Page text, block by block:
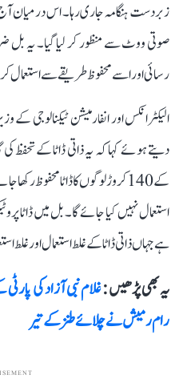
صوتی ووٹ سے منظور کر لیا گیا۔ یہ
رسائی اور اسے محفوظ طریقے سے استعمال
الیکٹرانکس اور انفارمیشن ٹیکنالوجی کے
دیتے ہوئے کہا کہ یہ ذاتی ڈاٹا کے
کے 140 کروڑ لوگوں کا ڈاٹا محفوظ
استعمال نہیں کیا جائے گا۔ بل میں ڈاٹا
ہے جہاں ذاتی ڈاٹا کے غلط استعمال اور غلط
یہ بھی پڑھیں :غلام نبی آزاد کی
رام رمیش نے چلائے طنز کے تیر